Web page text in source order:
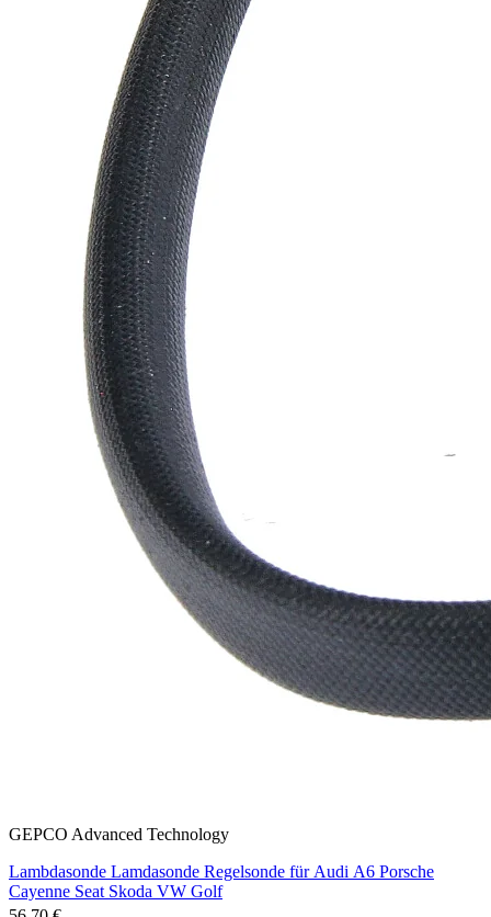
GEPCO Advanced Technology
Lambdasonde Lamdasonde Regelsonde für Audi A6 Porsche
Cayenne Seat Skoda VW Golf